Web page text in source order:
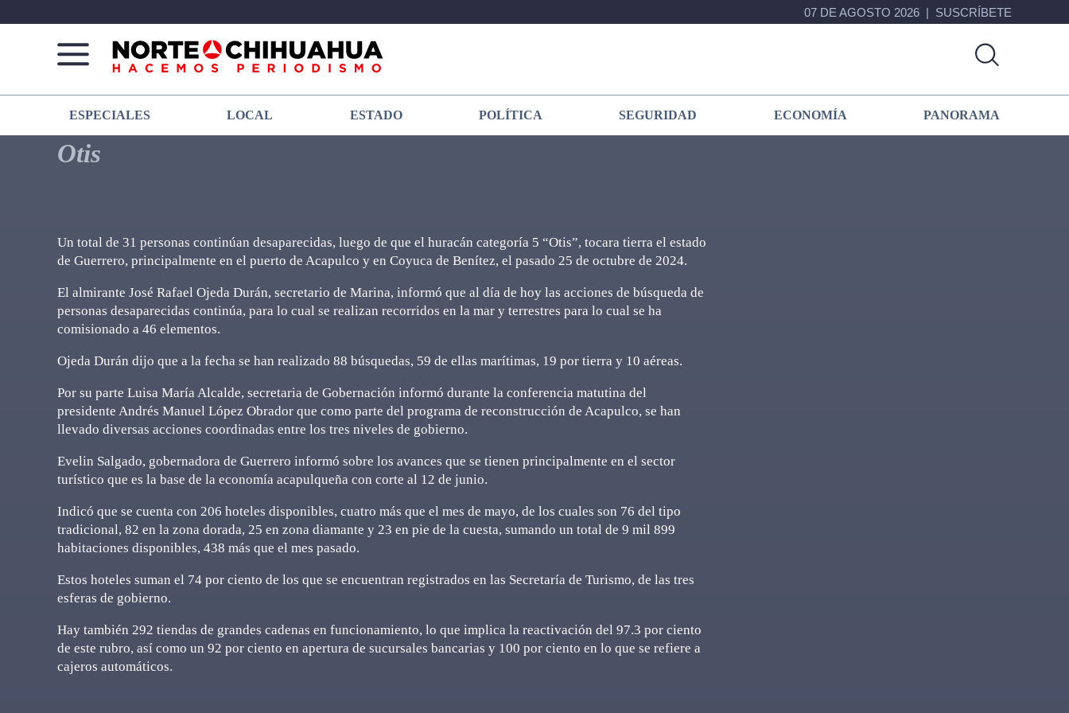
07 DE AGOSTO 2026 SUSCRÍBETE
Norte
De
Chihuahua
Más
que
noticias,
ESPECIALES LOCAL ESTADO POLÍTICA SEGURIDAD ECONOMÍA PANORAMA
Otis
Un total de 31 personas continúan desaparecidas, luego de que el huracán categoría 5 “Otis”, tocara tierra el estado
de Guerrero, principalmente en el puerto de Acapulco y en Coyuca de Benítez, el pasado 25 de octubre de 2024.
El almirante José Rafael Ojeda Durán, secretario de Marina, informó que al día de hoy las acciones de búsqueda de
personas desaparecidas continúa, para lo cual se realizan recorridos en la mar y terrestres para lo cual se ha
comisionado a 46 elementos.
Ojeda Durán dijo que a la fecha se han realizado 88 búsquedas, 59 de ellas marítimas, 19 por tierra y 10 aéreas.
Por su parte Luisa María Alcalde, secretaria de Gobernación informó durante la conferencia matutina del
presidente Andrés Manuel López Obrador que como parte del programa de reconstrucción de Acapulco, se han
llevado diversas acciones coordinadas entre los tres niveles de gobierno.
Evelin Salgado, gobernadora de Guerrero informó sobre los avances que se tienen principalmente en el sector
turístico que es la base de la economía acapulqueña con corte al 12 de junio.
Indicó que se cuenta con 206 hoteles disponibles, cuatro más que el mes de mayo, de los cuales son 76 del tipo
tradicional, 82 en la zona dorada, 25 en zona diamante y 23 en pie de la cuesta, sumando un total de 9 mil 899
habitaciones disponibles, 438 más que el mes pasado.
Estos hoteles suman el 74 por ciento de los que se encuentran registrados en las Secretaría de Turismo, de las tres
esferas de gobierno.
Hay también 292 tiendas de grandes cadenas en funcionamiento, lo que implica la reactivación del 97.3 por ciento
de este rubro, así como un 92 por ciento en apertura de sucursales bancarias y 100 por ciento en lo que se refiere a
cajeros automáticos.